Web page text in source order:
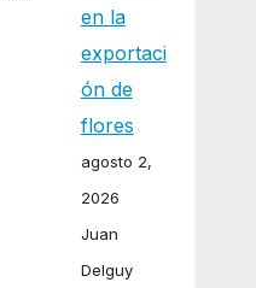
en la
exportaci
ón de
flores
agosto 2,
2026
Juan
Delguy